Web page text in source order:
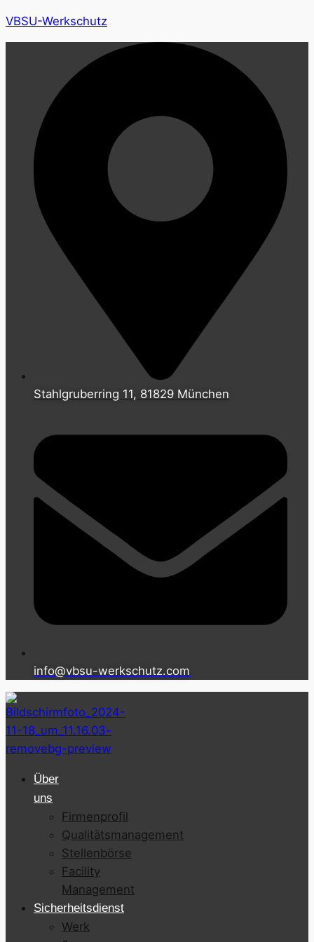
VBSU-Werkschutz
Stahlgruberring 11, 81829 München
info@vbsu-werkschutz.com
Über
uns
Firmenprofil
Qualitätsmanagement
Stellenbörse
Facility
Management
Sicherheitsdienst
Werk